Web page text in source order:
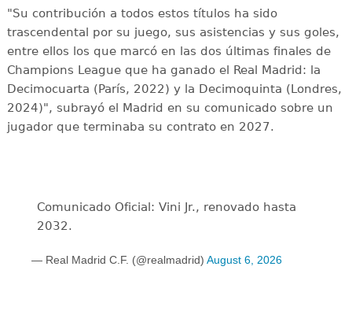
"Su contribución a todos estos títulos ha sido
trascendental por su juego, sus asistencias y sus goles,
entre ellos los que marcó en las dos últimas finales de
Champions League que ha ganado el Real Madrid: la
Decimocuarta (París, 2022) y la Decimoquinta (Londres,
2024)", subrayó el Madrid en su comunicado sobre un
jugador que terminaba su contrato en 2027.
Comunicado Oficial: Vini Jr., renovado hasta
2032.
— Real Madrid C.F. (@realmadrid) August 6, 2026